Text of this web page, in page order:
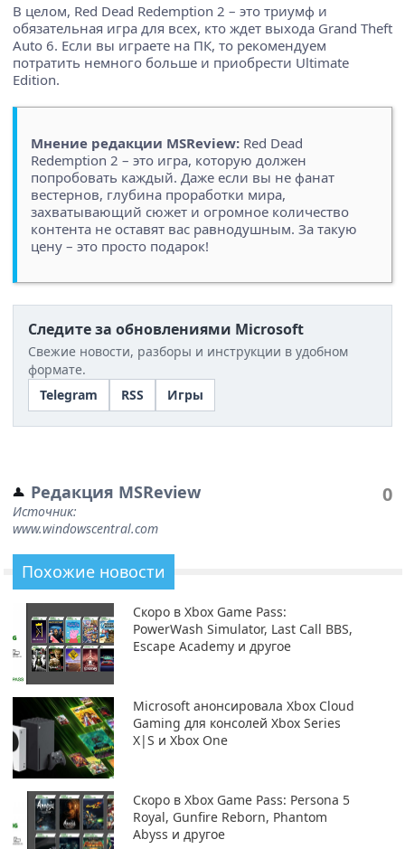
В целом, Red Dead Redemption 2 – это триумф и
обязательная игра для всех, кто ждет выхода Grand Theft
Auto 6. Если вы играете на ПК, то рекомендуем
потратить немного больше и приобрести Ultimate
Edition.
Мнение редакции MSReview: Red Dead
Redemption 2 – это игра, которую должен
попробовать каждый. Даже если вы не фанат
вестернов, глубина проработки мира,
захватывающий сюжет и огромное количество
контента не оставят вас равнодушным. За такую
цену – это просто подарок!
Следите за обновлениями Microsoft
Свежие новости, разборы и инструкции в удобном
формате.
Telegram
RSS Игры
Редакция MSReview
Источник:
www.windowscentral.com
0
Похожие новости
Скоро в Xbox Game Pass:
PowerWash Simulator, Last Call BBS,
Escape Academy и другое
Microsoft анонсировала Xbox Cloud
Gaming для консолей Xbox Series
X|S и Xbox One
Скоро в Xbox Game Pass: Persona 5
Royal, Gunfire Reborn, Phantom
Abyss и другое